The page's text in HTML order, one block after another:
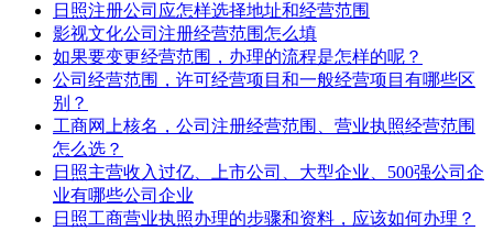
日照注册公司应怎样选择地址和经营范围
影视文化公司注册经营范围怎么填
如果要变更经营范围，办理的流程是怎样的呢？
公司经营范围，许可经营项目和一般经营项目有哪些区
别？
工商网上核名，公司注册经营范围、营业执照经营范围
怎么选？
日照主营收入过亿、上市公司、大型企业、500强公司企
业有哪些公司企业
日照工商营业执照办理的步骤和资料，应该如何办理？